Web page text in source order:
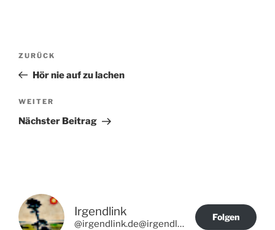
Beitragsnavigation
Vorheriger
Beitrag
ZURÜCK
Hör nie auf zu lachen
Nächster
Beitrag
WEITER
Nächster Beitrag
Irgendlink
@irgendlink.de@irgendlink.de
Folgen